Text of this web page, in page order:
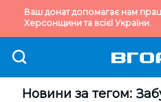
Ваш донат допомагає нам
Херсонщини та всієї України.
Новини за тегом: